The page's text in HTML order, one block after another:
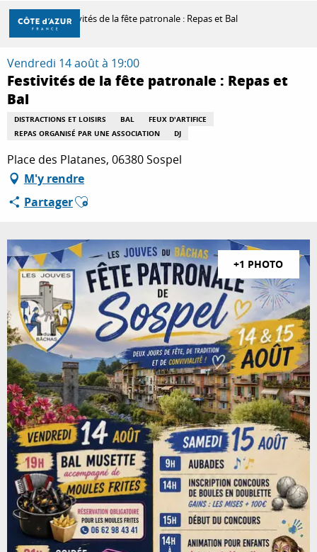
Aller
contenu
principal
DÉCOUVRIR
À FAIRE
SÉJOURNER
Accueil Festivités de la fête patronale : Repas et Bal
Vendredi 14 août à 19:00
Festivités de la fête patronale : Repas et
Bal
DISTRACTIONS ET LOISIRS BAL
FEUX D'ARTIFICE
REPAS ORGANISÉ PAR UNE ASSOCIATION
DJ
Place des Platanes, 06380 Sospel
M'y rendre
PartagerAjouter aux favoris
+1 PHOTO